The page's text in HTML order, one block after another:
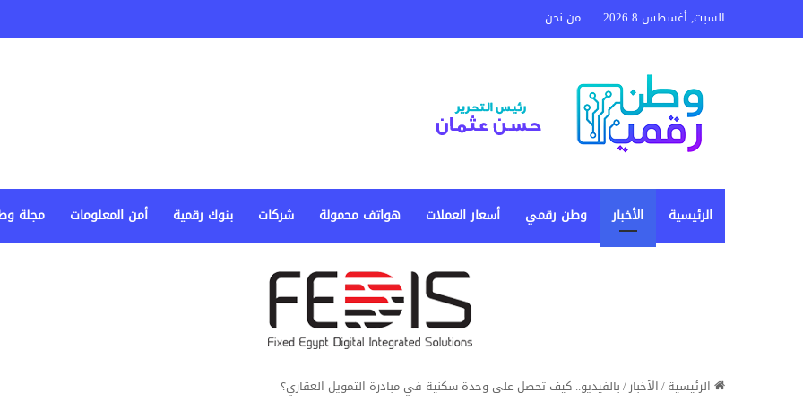
السبت, أغسطس 8 2026 من نحن
الرئيسية الأخبار وطن رقمي أسعار العملات هواتف محمولة شركات بنوك رقمية أمن المعلومات مجلة
الرئيسية/الأخبار/بالفيديو.. كيف تحصل على وحدة سكنية في مبادرة التمويل العقاري؟